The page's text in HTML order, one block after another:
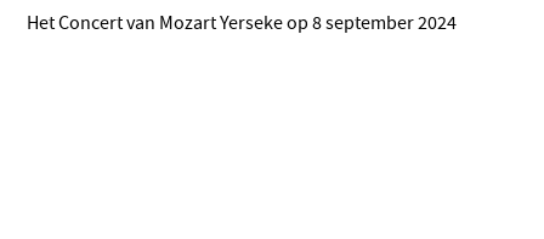
Het Concert van Mozart Yerseke op 8 september 2024